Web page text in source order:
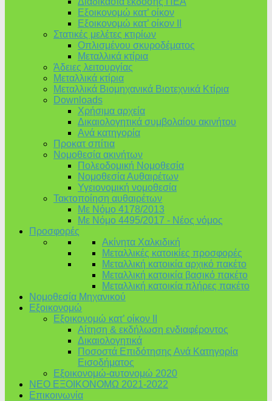
Εξοικονομώ κατ’ οίκoν
Εξοικονομώ κατ’ οίκον II
Στατικές μελέτες κτιρίων
Οπλισμένου σκυροδέματος
Μεταλλικά κτίρια
Άδειες λειτουργίας
Μεταλλικά κτίρια
Μεταλλικά Βιομηχανικά Βιοτεχνικά Κτίρια
Downloads
Χρήσιμα αρχεία
Δικαιολογητικά συμβολαίου ακινήτου
Ανά κατηγορία
Προκατ σπίτια
Νομοθεσία ακινήτων
Πολεοδομική Νομοθεσία
Νομοθεσία Αυθαιρέτων
Υγειονομική νομοθεσία
Τακτοποίηση αυθαιρέτων
Με Νόμο 4178/2013
Με Νόμο 4495/2017 - Νέος νόμος
Προσφορές
Ακίνητα Χαλκιδική
Μεταλλικές κατοικίες προσφορές
Μεταλλική κατοικία αρχικό πακέτο
Μεταλλική κατοικία βασικό πακέτο
Μεταλλική κατοικία πλήρες πακέτο
Νομοθεσία Μηχανικού
Εξοικονομώ
Εξοικονομώ κατ’ οίκον II
Αίτηση & εκδήλωση ενδιαφέροντος
Δικαιολογητικά
Ποσοστά Επιδότησης Ανά Κατηγορία
Εισοδήματος
Εξοικονομώ-αυτονομώ 2020
ΝΕΟ ΕΞΟΙΚΟΝΟΜΩ 2021-2022
Επικοινωνία